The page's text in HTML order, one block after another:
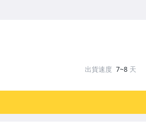
出貨速度 7~8 天